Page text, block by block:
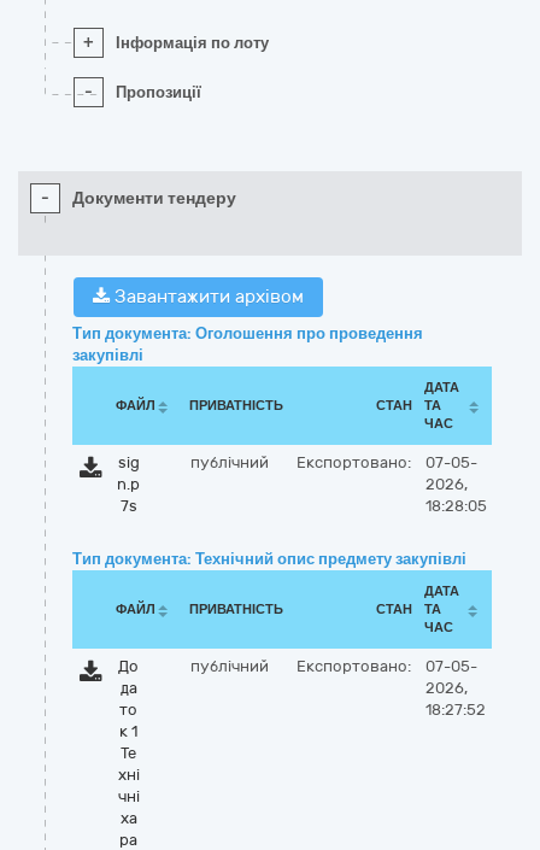
+ Інформація по лоту
- Пропозиції
- Документи тендеру
Завантажити архівом
Тип документа: Оголошення про проведення
закупівлі
ФАЙЛ ПРИВАТНІСТЬ СТАН
ДАТА
ТА
ЧАС
sig
n.p
7s
публічний Експортовано:
07-05-
2026,
18:28:05
Тип документа: Технічний опис предмету закупівлі
ФАЙЛ ПРИВАТНІСТЬ СТАН
ДАТА
ТА
ЧАС
До
да
то
к 1
Те
хні
чні
ха
ра
публічний Експортовано:
07-05-
2026,
18:27:52